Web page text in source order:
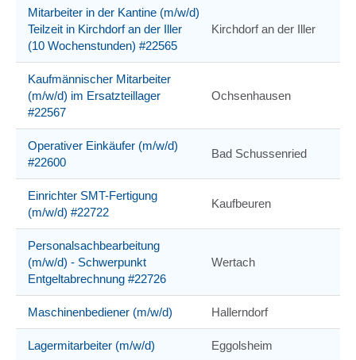
Mitarbeiter in der Kantine (m/w/d)
Teilzeit in Kirchdorf an der Iller
(10 Wochenstunden) #22565
Kirchdorf an der Iller
Kaufmännischer Mitarbeiter
(m/w/d) im Ersatzteillager
#22567
Ochsenhausen
Operativer Einkäufer (m/w/d)
#22600
Bad Schussenried
Einrichter SMT-Fertigung
(m/w/d) #22722
Kaufbeuren
Personalsachbearbeitung
(m/w/d) - Schwerpunkt
Entgeltabrechnung #22726
Wertach
Maschinenbediener (m/w/d) Hallerndorf
Lagermitarbeiter (m/w/d) Eggolsheim